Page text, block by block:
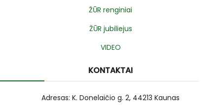
ŽŪR renginiai
ŽŪR jubiliejus
VIDEO
KONTAKTAI
Adresas: K. Donelaičio g. 2, 44213 Kaunas